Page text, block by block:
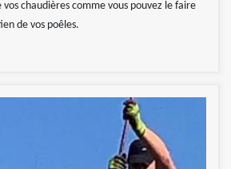
chaudières comme vous pouvez le faire
de vos poêles.